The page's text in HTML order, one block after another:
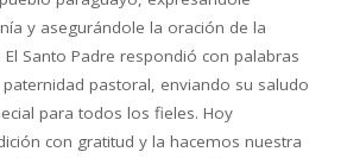
y asegurándole la oración de la
El Santo Padre respondió con palabras
paternidad pastoral, enviando su saludo
para todos los fieles. Hoy
con gratitud y la hacemos nuestra